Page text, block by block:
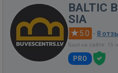
BALTIC
SIA
5.0 · 8
Был на сайте: 15
PRO